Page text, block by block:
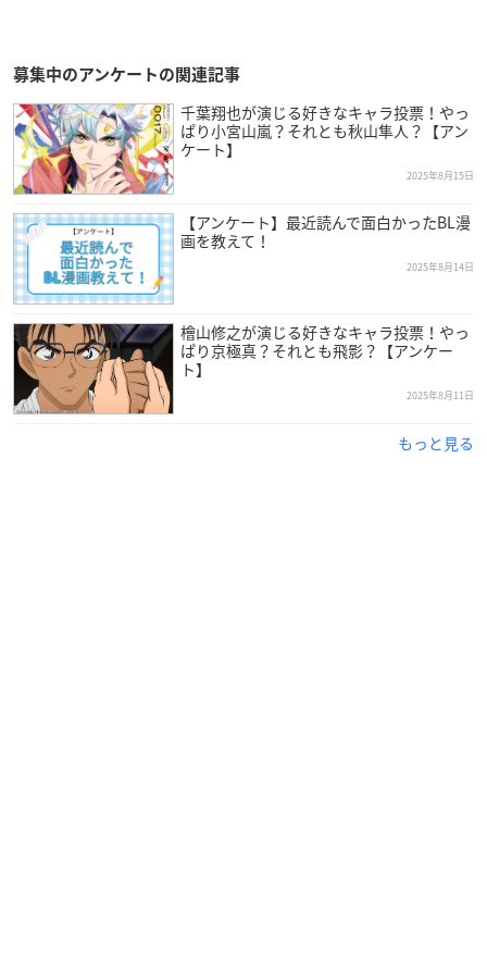
募集中のアンケートの関連記事
千葉翔也が演じる好きなキャラ投票！やっ
ぱり小宮山嵐？それとも秋山隼人？【アン
ケート】
2025年8月15日
【アンケート】最近読んで面白かったBL漫
画を教えて！
2025年8月14日
檜山修之が演じる好きなキャラ投票！やっ
ぱり京極真？それとも飛影？【アンケー
ト】
2025年8月11日
もっと見る